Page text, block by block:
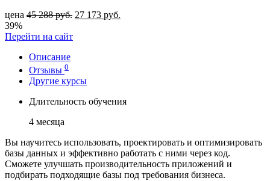
цена 45 288руб. 27 173 руб.
39%
Перейти на сайт
Описание
Отзывы 0
Другие курсы
Длительность обучения
4 месяца
Вы научитесь использовать, проектировать и оптимизировать
базы данных и эффективно работать с ними через код.
Сможете улучшать производительность приложений и
подбирать подходящие базы под требования бизнеса.